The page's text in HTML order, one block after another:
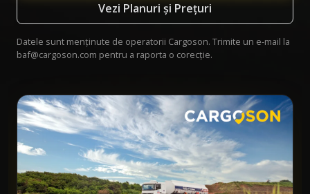
Vezi Planuri și Prețuri
Datele sunt menținute de operatorii Cargoson. Trimite un e-mail la
baf@cargoson.com pentru a raporta o corecție.